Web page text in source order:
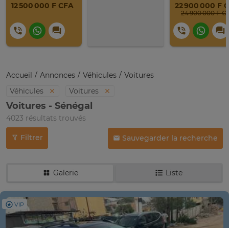
5 200 000 F
Accueil Annonces Véhicules
Voitures
Véhicules
Voitures
Voitures - Sénégal
4023 résultats trouvés
Filtrer Sauvegarder la recherche
Galerie Liste
VIP